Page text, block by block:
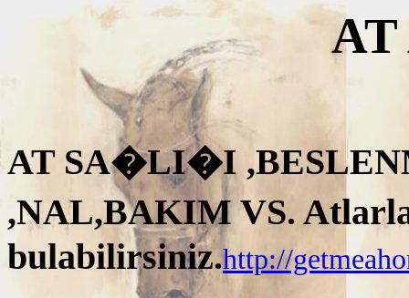
AT SA�LI�I
,NAL,BAKIM VS.
bulabilirsiniz.http://